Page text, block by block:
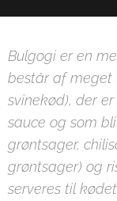
Bulgogi er en
består af meget
svinekød), der
sauce og som
grøntsager,
grøntsager) og
serveres til